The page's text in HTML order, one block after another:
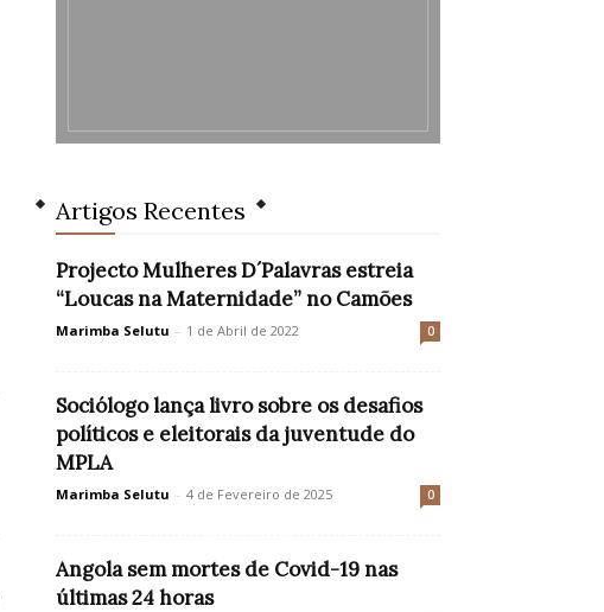
Artigos Recentes
Projecto Mulheres D´Palavras estreia
“Loucas na Maternidade” no Camões
Marimba Selutu - 1 de Abril de 2022 0
Sociólogo lança livro sobre os desafios
políticos e eleitorais da juventude do
MPLA
Marimba Selutu - 4 de Fevereiro de 2025 0
Angola sem mortes de Covid-19 nas
últimas 24 horas